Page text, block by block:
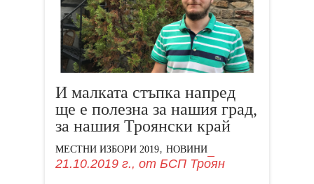
И малката стъпка напред
ще е полезна за нашия град,
за нашия Троянски край
МЕСТНИ ИЗБОРИ 2019, НОВИНИ
21.10.2019 г., от БСП Троян